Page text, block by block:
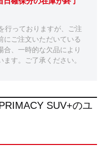
行っておりますが、ご注
にご注文いただいている
合、一時的な欠品により
ます。ご了承ください。
SUV+のユ